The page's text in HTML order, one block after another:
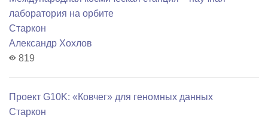
лаборатория на орбите
Старкон
Александр Хохлов
819
Проект G10K: «Ковчег» для геномных данных
Старкон